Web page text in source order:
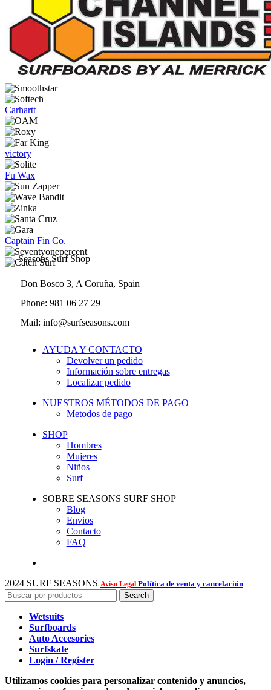
Carhartt
victory
Fu Wax
Captain Fin Co.
Seasons Surf Shop
Don Bosco 3, A Coruña, Spain
Phone: 981 06 27 29
Mail: info@surfseasons.com
AYUDA Y CONTACTO
Devolver un pedido
Información sobre entregas
Localizar pedido
NUESTROS MÉTODOS DE PAGO
Metodos de pago
SHOP
Hombres
Mujeres
Niños
Surf
SOBRE SEASONS SURF SHOP
Blog
Envios
Contacto
FAQ
2024 SURF SEASONS Aviso Legal Política de venta y cancelación
Search
Wetsuits
Surfboards
Auto Accesories
Surfskate
Login / Register
Utilizamos cookies para personalizar contenido y anuncios,